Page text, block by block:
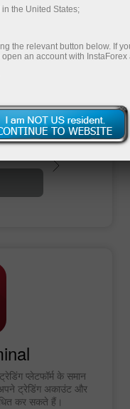
भी ट्रेड करें! iOS
ऐप्स आपको
ट्रेड निष्पादित
का विश्लेषण करने
प्लेटफॉर्म के समान
ट्रेडिंग अकाउंट और
कर सकते हैं।
the United States;
the relevant button below. If
an account with InstaForex